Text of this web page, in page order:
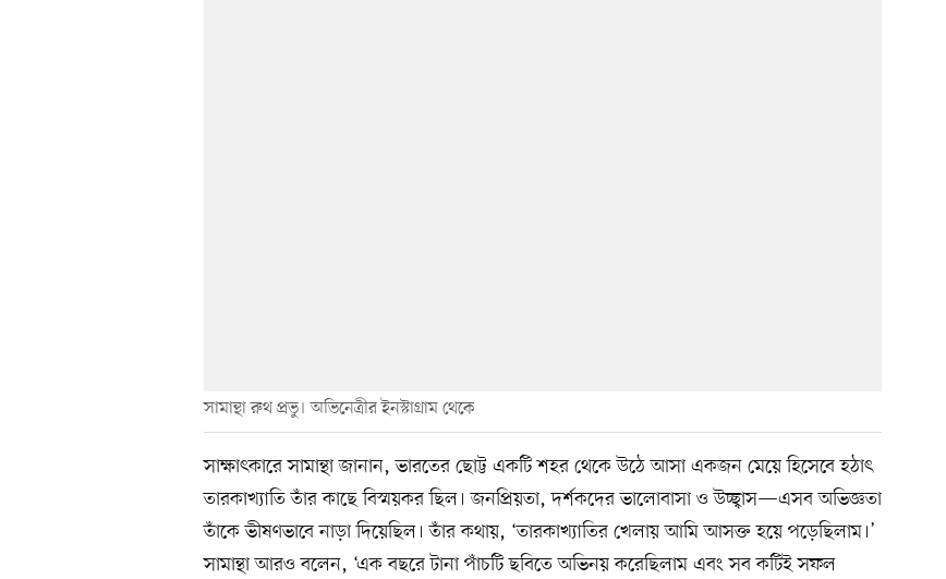
সামান্থা রুথ প্রভু। অভিনেত্রীর ইনস্টাগ্রাম থেকে
সাক্ষাৎকারে সামান্থা জানান, ভারতের ছোট্ট একটি শহর থেকে উঠে আসা একজন মেয়ে হিসেবে হঠাৎ
তারকাখ্যাতি তাঁর কাছে বিস্ময়কর ছিল। জনপ্রিয়তা, দর্শকদের ভালোবাসা ও উচ্ছ্বাস—এসব অভিজ্ঞতা
তাঁকে ভীষণভাবে নাড়া দিয়েছিল। তাঁর কথায়, ‘তারকাখ্যাতির খেলায় আমি আসক্ত হয়ে পড়েছিলাম।’
সামান্থা আরও বলেন, ‘এক বছরে টানা পাঁচটি ছবিতে অভিনয় করেছিলাম এবং সব কটিই সফল